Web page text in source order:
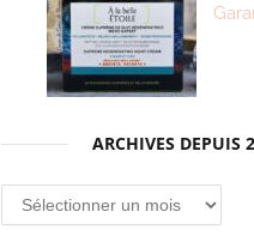
ARCHIVES DEPUIS
Archives
depuis